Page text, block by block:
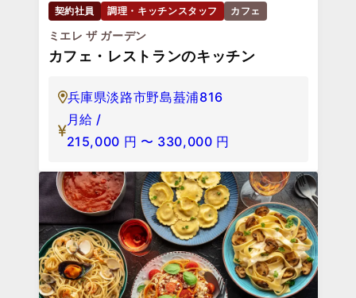
契約社員 調理・キッチンスタッフ カフェ
ミエレ ザ ガーデン
カフェ・レストランのキッチン
兵庫県淡路市野島蟇浦816
月給 /
215,000 円 〜 330,000 円